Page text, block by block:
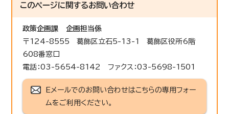
このページに関するお問い合わせ
政策企画課
企画担当係
〒124-8555 葛飾区立石5-13-1 葛飾区役所6階
608番窓口
電話：03-5654-8142 ファクス：03-5698-1501
Eメールでのお問い合わせはこちらの専用フォー
ムをご利用ください。